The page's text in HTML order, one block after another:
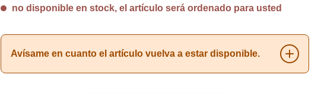
no disponible en stock, el artículo será ordenado para usted
Avísame en cuanto el artículo vuelva a estar disponible.